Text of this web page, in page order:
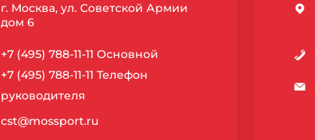
г. Москва, ул. Советской Армии
дом 6
+7 (495) 788-11-11 Основной
+7 (495) 788-11-11 Телефон
руководителя
cst@mossport.ru